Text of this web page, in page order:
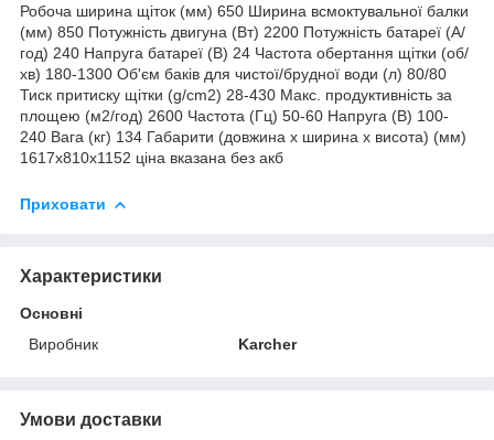
Робоча ширина щіток (мм) 650 Ширина всмоктувальної балки
(мм) 850 Потужність двигуна (Вт) 2200 Потужність батареї (А/
год) 240 Напруга батареї (В) 24 Частота обертання щітки (об/
хв) 180-1300 Об'єм баків для чистої/брудної води (л) 80/80
Тиск притиску щітки (g/cm2) 28-430 Макс. продуктивність за
площею (м2/год) 2600 Частота (Гц) 50-60 Напруга (В) 100-
240 Вага (кг) 134 Габарити (довжина х ширина х висота) (мм)
1617x810x1152 ціна вказана без акб
Приховати
Характеристики
Основні
Виробник
Karcher
Умови доставки